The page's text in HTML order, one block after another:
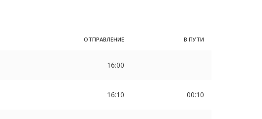
ОТПРАВЛЕНИЕ В ПУТИ
16:00
16:10 00:10